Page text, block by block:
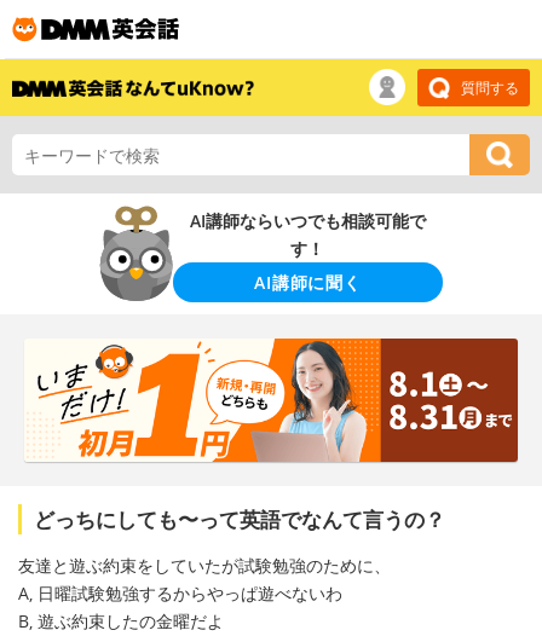
質問する
AI講師ならいつでも相談可能で
す！
AI講師に聞く
どっちにしても〜って英語でなんて言うの？
友達と遊ぶ約束をしていたが試験勉強のために、
A, 日曜試験勉強するからやっぱ遊べないわ
B, 遊ぶ約束したの金曜だよ